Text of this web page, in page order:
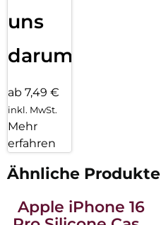
uns
darum!
ab 7,49 €
inkl. MwSt.
Mehr
erfahren
Ähnliche Produkte
Apple iPhone 16